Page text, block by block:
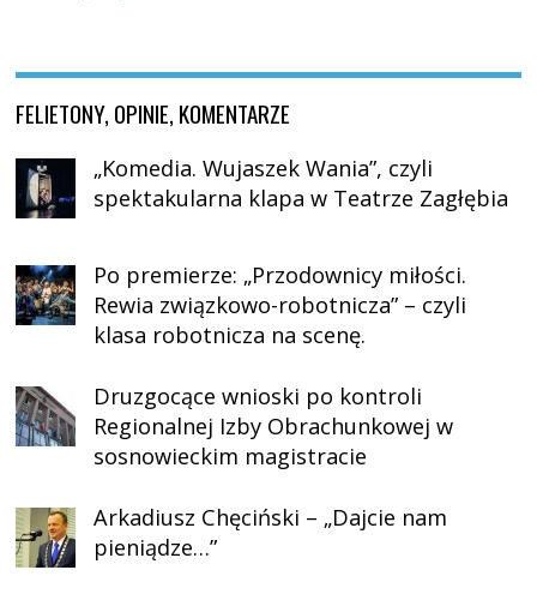
FELIETONY, OPINIE, KOMENTARZE
„Komedia. Wujaszek Wania”, czyli
spektakularna klapa w Teatrze Zagłębia
Po premierze: „Przodownicy miłości.
Rewia związkowo-robotnicza” – czyli
klasa robotnicza na scenę.
Druzgocące wnioski po kontroli
Regionalnej Izby Obrachunkowej w
sosnowieckim magistracie
Arkadiusz Chęciński – „Dajcie nam
pieniądze…”